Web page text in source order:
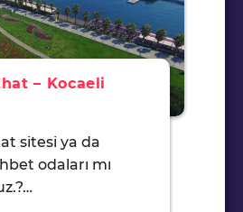
– Kocaeli
sitesi ya da
odaları mı